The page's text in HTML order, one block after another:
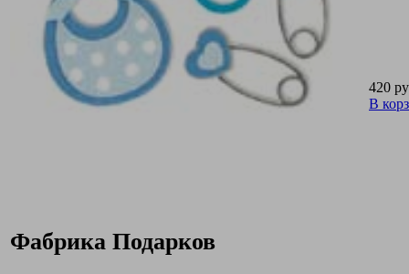
420
В
Фабрика Подарков